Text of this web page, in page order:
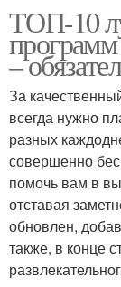
ТОП-10
–
За
всегда нужно
разных
совершенно
помочь вам в
отставая
обновлен,
также, в конце